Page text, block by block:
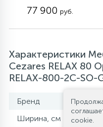
77 900 руб.
Характеристики
Cezares RELAX 80
RELAX-800-2C-SO-
Бренд
Ширина, см
cookie.